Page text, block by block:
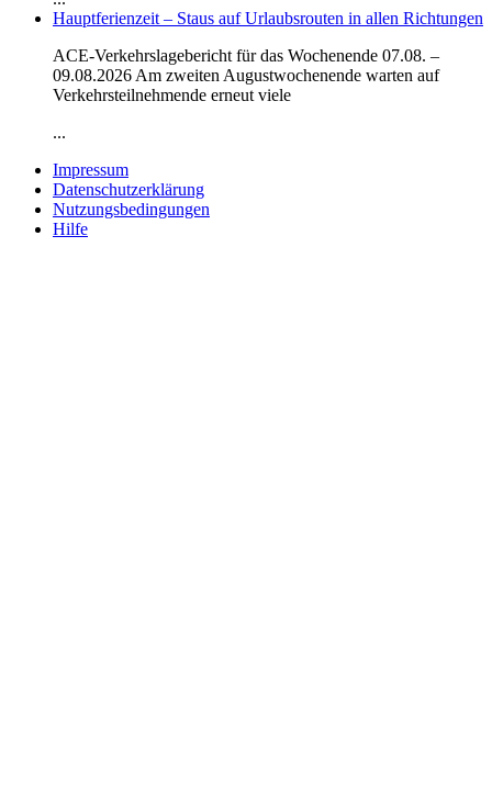
Hauptferienzeit – Staus auf Urlaubsrouten in allen Richtungen
ACE-Verkehrslagebericht für das Wochenende 07.08. –
09.08.2026 Am zweiten Augustwochenende warten auf
Verkehrsteilnehmende erneut viele
...
Impressum
Datenschutzerklärung
Nutzungsbedingungen
Hilfe